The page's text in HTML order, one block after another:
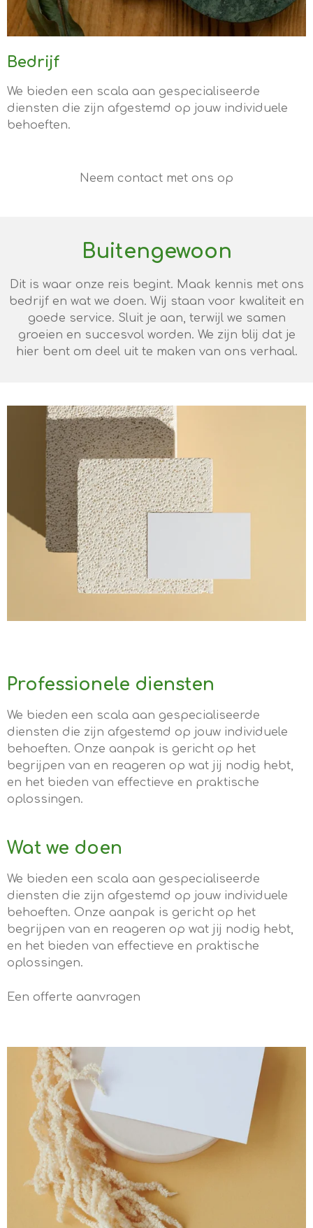
Bedrijf
We bieden een scala aan gespecialiseerde
diensten die zijn afgestemd op jouw individuele
behoeften.
Neem contact met ons op
Buitengewoon
Dit is waar onze reis begint. Maak kennis met ons
bedrijf en wat we doen. Wij staan voor kwaliteit en
goede service. Sluit je aan, terwijl we samen
groeien en succesvol worden. We zijn blij dat je
hier bent om deel uit te maken van ons verhaal.
Professionele diensten
We bieden een scala aan gespecialiseerde
diensten die zijn afgestemd op jouw individuele
behoeften. Onze aanpak is gericht op het
begrijpen van en reageren op wat jij nodig hebt,
en het bieden van effectieve en praktische
oplossingen.
Wat we doen
We bieden een scala aan gespecialiseerde
diensten die zijn afgestemd op jouw individuele
behoeften. Onze aanpak is gericht op het
begrijpen van en reageren op wat jij nodig hebt,
en het bieden van effectieve en praktische
oplossingen.
Een offerte aanvragen